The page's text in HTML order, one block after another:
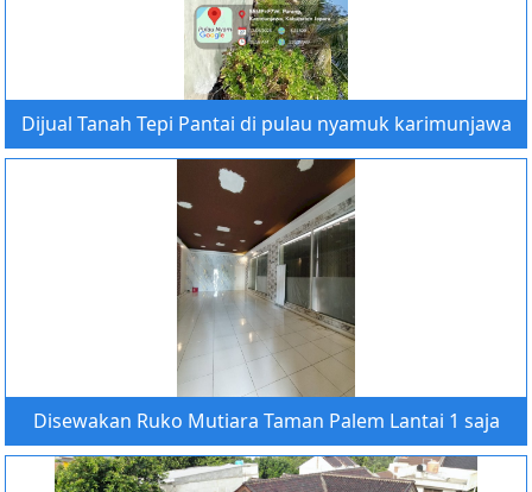
Dijual Tanah Tepi Pantai di pulau nyamuk karimunjawa
Disewakan Ruko Mutiara Taman Palem Lantai 1 saja